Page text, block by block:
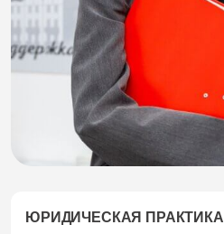
ЮРИДИЧЕСКАЯ ПРАКТИКА